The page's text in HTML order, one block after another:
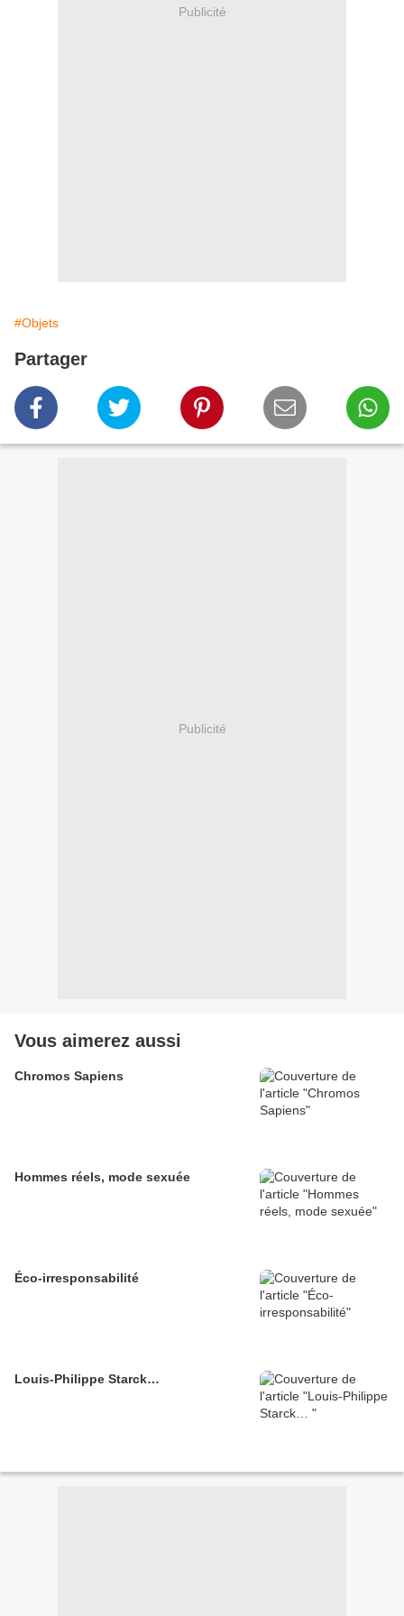
Publicité
#Objets
Partager
Publicité
Vous aimerez aussi
Chromos Sapiens
Hommes réels, mode sexuée
Éco-irresponsabilité
Louis-Philippe Starck…